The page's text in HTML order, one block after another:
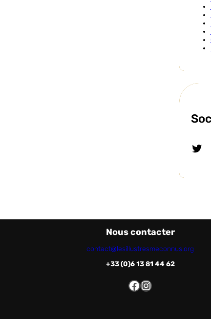
Twitter
Nous contacter
contact@lesillustresmeconnus.org
+33 (0)6 13 81 44 62
Facebook Instagram